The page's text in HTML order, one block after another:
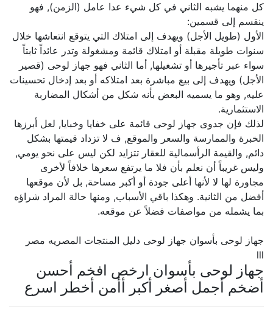
كل منهما يشبه الثاني في كل شيء عدا عامل (الزمن), فهو
ينقسم إلى قسمين:
الأول (طويل الأجل) ويهدف إلى امتلاك التي يتوقع انتعاشها خلال
سنوات طويلة مقبلة أو امتلاك قائمة ومشغولة وتدر عائداً ثابتاً
سواء عبر تأجيرها أو تشغيلها, أما الثاني فهو جهاز لوحى (قصير
الأجل) ويهدف إلى بيع مباشرة بعد امتلاكه أو بعد إدخال تحسينات
عليه, وهو ما يسميه البعض بأنه شكل من أشكال المضاربة
الاستثمارية.
لذلك فإن جدوى جهاز لوحى قائمة على خفايا وخبايا, لعل أبرزها
الخبرة والممارسة والسعر والموقع, ف لا تزداد قيمتها بشكل
دائم, والقيمة الرأسمالية للعقار تتزايد لكن ليس على نحو يومي,
وليس غريباً أن نعلم بأن فلا ما يرتفع سعرها خلافاً لأخرى
مجاورة لها لا لأنها أعلى جودة أو أكبر مساحة, بل لأن موقعها
أفضل من الثانية. وهكذا باقي الأسباب, ومنها حالة المراد شراؤه
بما يشمله من مواصفات فضلاً عن موقعه.
جهاز لوحى بأسوان جهاز لوحى دليل المنتجات المصريه مصر
جهاز لوحى بأسوان ارخص افخم أحسن
أضخم أجمل أصغر أكبر أأمن أخطر اسرع